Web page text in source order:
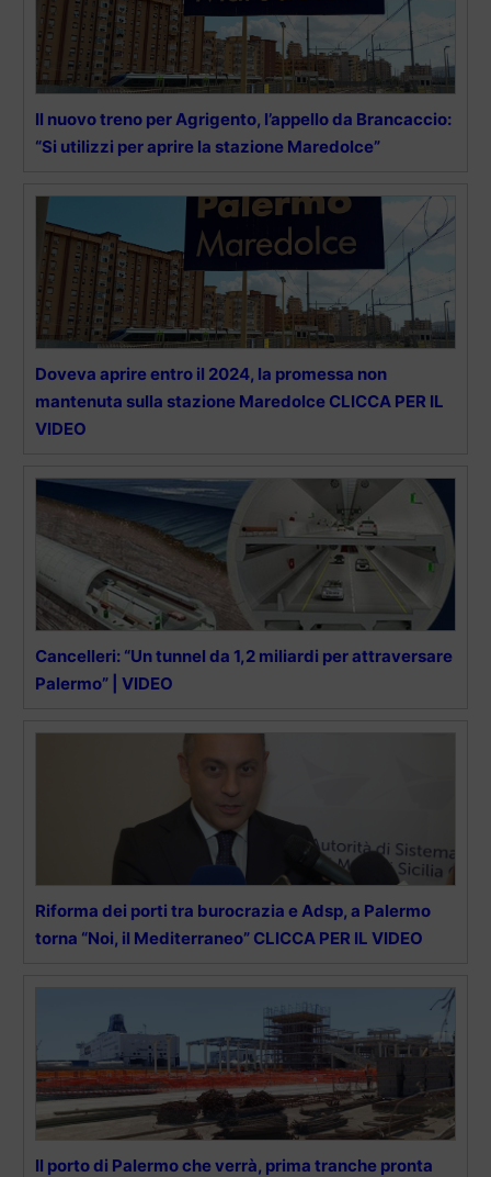
Il nuovo treno per Agrigento, l’appello da Brancaccio:
“Si utilizzi per aprire la stazione Maredolce”
Doveva aprire entro il 2024, la promessa non
mantenuta sulla stazione Maredolce CLICCA PER IL
VIDEO
Cancelleri: “Un tunnel da 1,2 miliardi per attraversare
Palermo” | VIDEO
Riforma dei porti tra burocrazia e Adsp, a Palermo
torna “Noi, il Mediterraneo” CLICCA PER IL VIDEO
Il porto di Palermo che verrà, prima tranche pronta